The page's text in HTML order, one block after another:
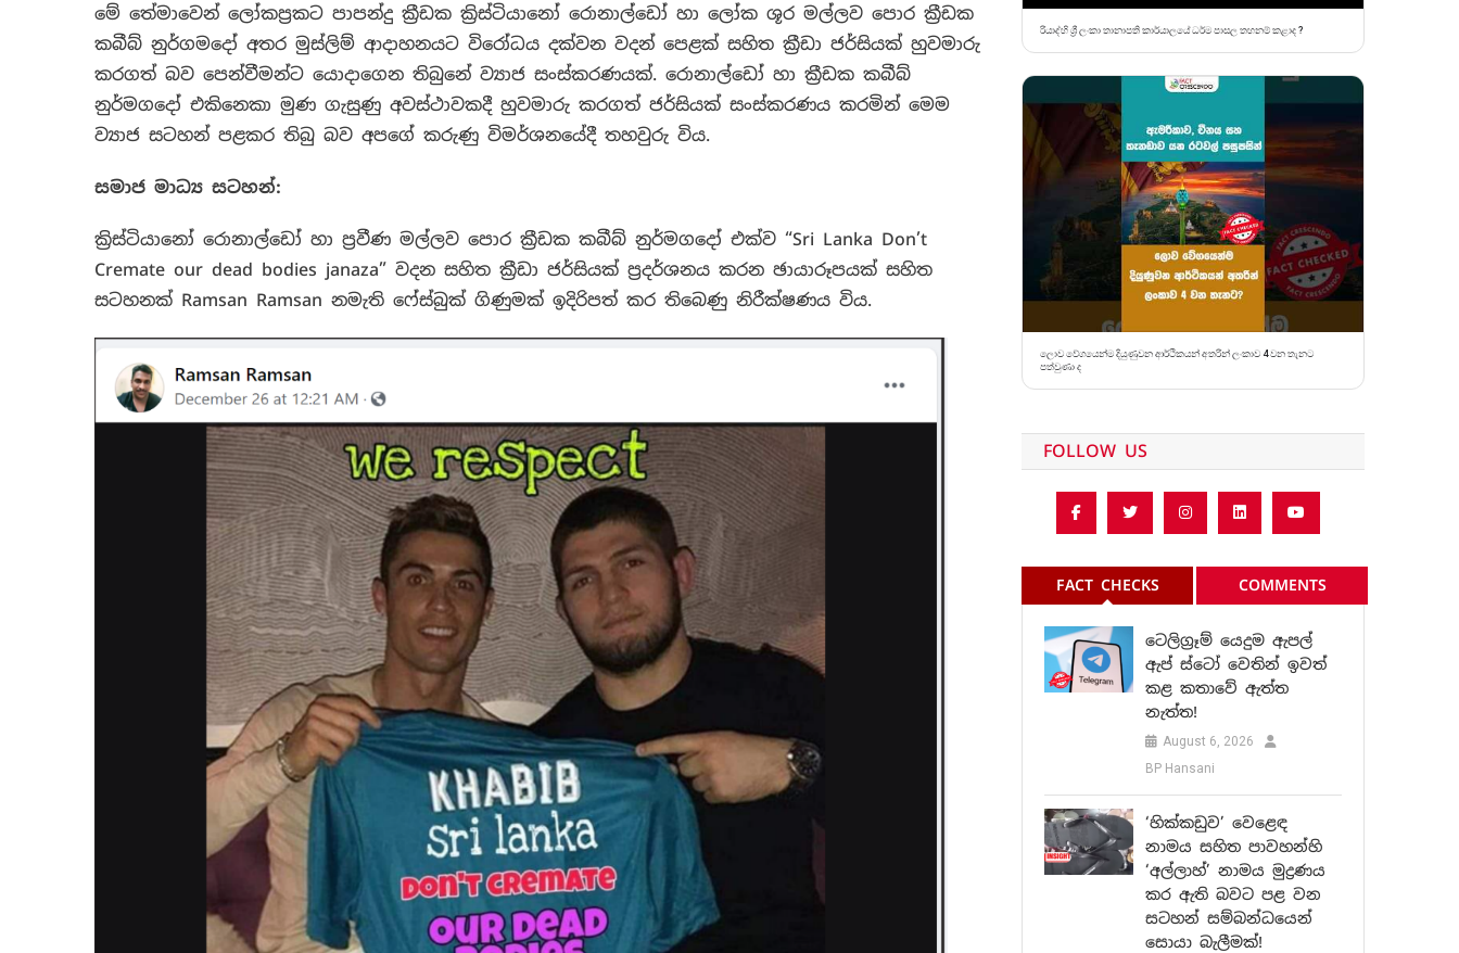
මේ තේමාවෙන් ලෝකප්‍රකට පාපන්දු ක්‍රීඩක ක්‍රිස්ටියානෝ රොනාල්ඩෝ හා ලෝක ශූර මල්ලව පොර ක්‍රීඩක
කබීබ් නුර්ගමදෝ අතර මුස්ලිම් ආදාහනයට විරෝධය දක්වන වදන් පෙළක් සහිත ක්‍රීඩා ජර්සියක් හුවමාරු
කරගත් බව පෙන්වීමන්ට යොදාගෙන තිබුනේ ව්‍යාජ සංස්කරණයක්. රොනාල්ඩෝ හා ක්‍රීඩක කබීබ්
නුර්මගදෝ එකිනෙකා මුණ ගැසුණු අවස්ථාවකදී හුවමාරු කරගත් ජර්සියක් සංස්කරණය කරමින් මෙම
ව්‍යාජ සටහන් පළකර තිබු බව අපගේ කරුණු විමර්ශනයේදී තහවුරු විය.
සමාජ මාධ්‍ය සටහන්:
ක්‍රිස්ටියානෝ රොනාල්ඩෝ හා ප්‍රවීණ මල්ලව පොර ක්‍රීඩක කබීබ් නුර්මගදෝ එක්ව “Sri Lanka Don’t
Cremate our dead bodies janaza” වදන සහිත ක්‍රීඩා ජර්සියක් ප්‍රදර්ශනය කරන ඡායාරූපයක් සහිත
සටහනක් Ramsan Ramsan නමැති ෆේස්බුක් ගිණුමක් ඉදිරිපත් කර තිබෙණු නිරීක්ෂණය විය.
රියාද්හි ශ්‍රී ලංකා තානාපති කාර්යාලයේ ධර්ම පාසල තහනම් කළාද ?
ලොව වේගයෙන්ම දියුණුවන ආර්ථිකයන් අතරින් ලංකාව 4 වන තැනට
පත්වුණා ද
FOLLOW US
FACT CHECKS COMMENTS
ටෙලිග්‍රෑම් යෙදුම ඇපල්
ඇප් ස්ටෝ වෙතින් ඉවත්
කළ කතාවේ ඇත්ත
නැත්ත!
August 6, 2026
BP Hansani
‘හික්කඩුව’ වෙළෙඳ
නාමය සහිත පාවහන්හි
‘අල්ලාහ්’ නාමය මුද්‍රණය
කර ඇති බවට පළ වන
සටහන් සම්බන්ධයෙන්
සොයා බැලීමක්!